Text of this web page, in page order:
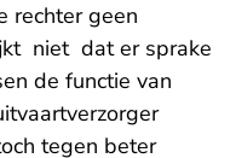
rechter geen
niet dat er sprake
de functie van
tegen beter